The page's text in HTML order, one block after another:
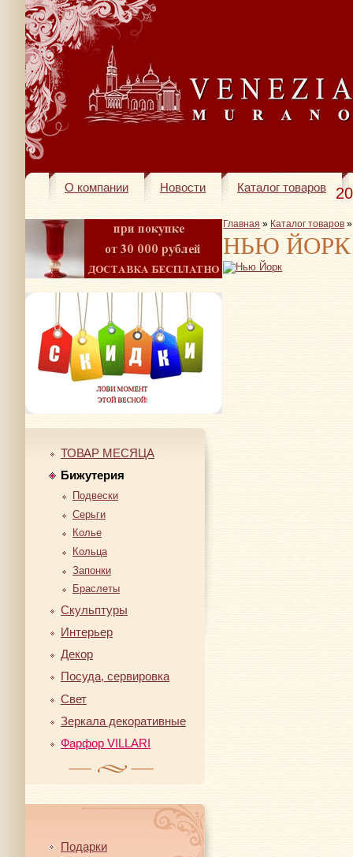
О компании Новости Каталог товаров
ТОВАР МЕСЯЦА
Бижутерия
Подвески
Серьги
Колье
Кольца
Запонки
Браслеты
Скульптуры
Интерьер
Декор
Посуда, сервировка
Свет
Зеркала декоративные
Фарфор VILLARI
Подарки
Главная » Каталог товаров
НЬЮ ЙОРК